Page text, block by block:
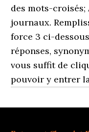
des mots-
journaux.
force 3 ci-
réponses,
vous suffit de
pouvoir y entrer